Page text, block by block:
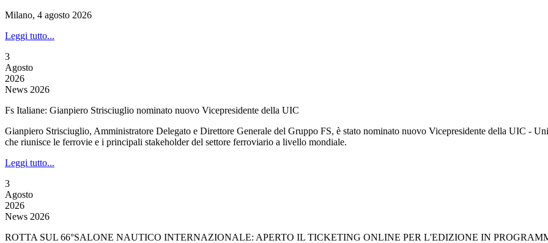
Milano, 4 agosto 2026
Leggi tutto...
3
Agosto
2026
News 2026
Fs Italiane: Gianpiero Strisciuglio nominato nuovo Vicepresidente della UIC
Gianpiero Strisciuglio, Amministratore Delegato e Direttore Generale del Gruppo FS, è stato nominato nuovo Vicepresidente della UIC -
che riunisce le ferrovie e i principali stakeholder del settore ferroviario a livello mondiale.
Leggi tutto...
3
Agosto
2026
News 2026
ROTTA SUL 66°SALONE NAUTICO INTERNAZIONALE: APERTO IL TICKETING ONLINE PER L'EDIZIONE IN